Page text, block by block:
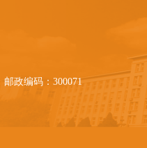
邮政编码：300071